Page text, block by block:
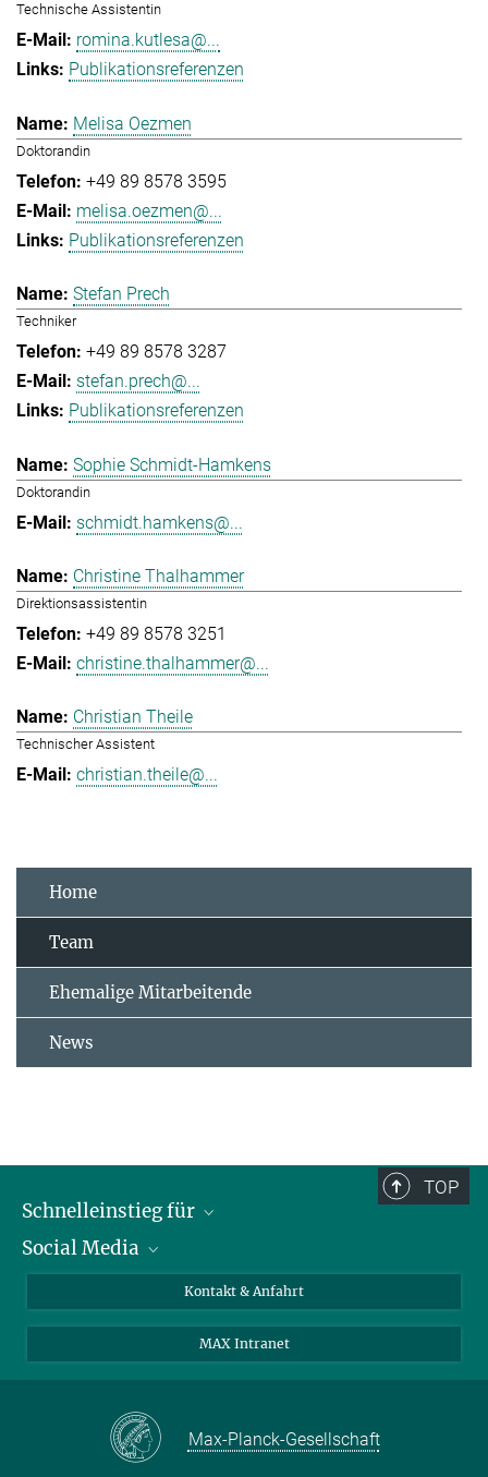
Technische Assistentin
romina.kutlesa@...
Publikationsreferenzen
Melisa Oezmen
Doktorandin
+49 89 8578 3595
melisa.oezmen@...
Publikationsreferenzen
Stefan Prech
Techniker
+49 89 8578 3287
stefan.prech@...
Publikationsreferenzen
Sophie Schmidt-Hamkens
Doktorandin
schmidt.hamkens@...
Christine Thalhammer
Direktionsassistentin
+49 89 8578 3251
christine.thalhammer@...
Christian Theile
Technischer Assistent
christian.theile@...
Home
Team
Ehemalige Mitarbeitende
News
TOP
Schnelleinstieg für
Journalist*innen
Bewerbende
Schüler*innen und Lehrkräfte
Social Media
Instagram
LinkedIn
Facebook
Kontakt & Anfahrt
MAX Intranet
Max-Planck-Gesellschaft